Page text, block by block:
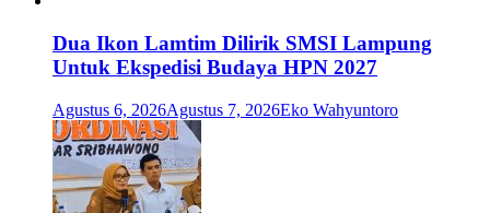
Dua Ikon Lamtim Dilirik SMSI Lampung
Untuk Ekspedisi Budaya HPN 2027
Agustus 6, 2026Agustus 7, 2026Eko Wahyuntoro